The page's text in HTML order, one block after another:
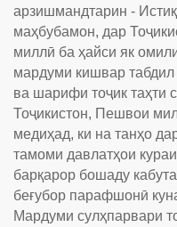
арзишмандтарин -
маҳбубамон, дар
миллӣ ба ҳайси як
мардуми кишвар
ва шарифи тоҷик таҳти
Тоҷикистон, Пешвои
медиҳад, ки на танҳо
тамоми давлатҳои
барқарор бошаду
беғубор парафшонӣ
Мардуми сулҳпарвари